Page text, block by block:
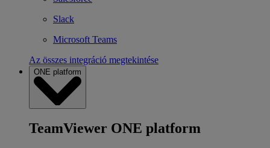
Slack
Microsoft Teams
Az összes integráció megtekintése
ONE platform
TeamViewer ONE platform